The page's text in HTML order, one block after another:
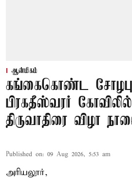
ஆன்மிகம்
கங்கைகொண்ட
பிரகதீஸ்வரர்
திருவாதிரை விழா
Published on: 09 Aug 2026, 5:53 am
அரியலூர்,